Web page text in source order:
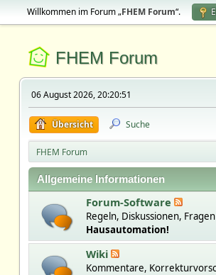
Willkommen im Forum „FHEM Forum“.
FHEM Forum
06 August 2026, 20:20:51
Übersicht Suche
FHEM Forum
Allgemeine Informationen
Forum-Software
Regeln, Diskussionen,
Hausautomation!
Wiki
Kommentare,